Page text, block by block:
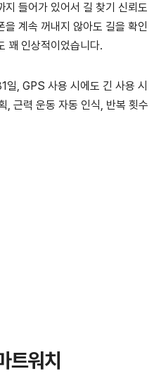
들어가 있어서 길 찾기 신뢰도
을 계속 꺼내지 않아도 길을 확인
꽤 인상적이었습니다.
, GPS 사용 시에도 긴 사용 시
, 근력 운동 자동 인식, 반복 횟수
워치